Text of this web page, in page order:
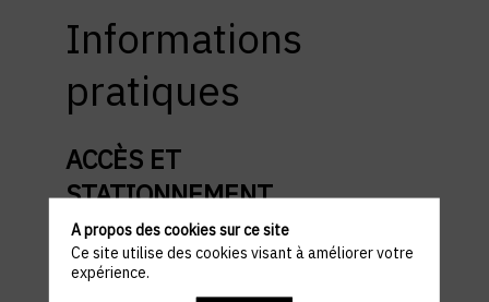
Informations
pratiques
ACCÈS ET
STATIONNEMENT
Lieu : Kinepolis Kirchberg
45 Av. John F. Kennedy, L-1855
Kirchberg Luxembourg
A propos des cookies sur ce site
Ce site utilise des cookies visant à améliorer votre
expérience.